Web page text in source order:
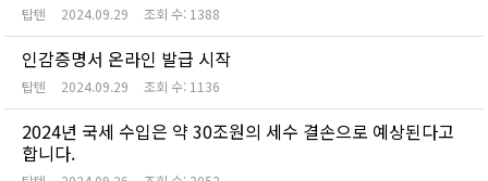
탑텐 2024.09.29 조회 수: 1388
인감증명서 온라인 발급 시작
탑텐 2024.09.29 조회 수: 1136
2024년 국세 수입은 약 30조원의 세수 결손으로 예상된다고
합니다.